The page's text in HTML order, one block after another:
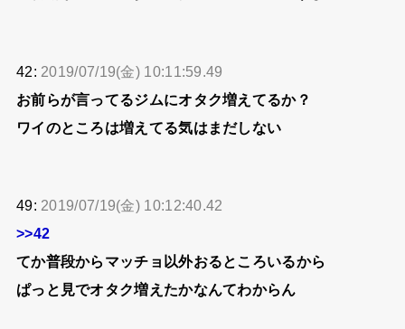
42: 2019/07/19(金) 10:11:59.49
お前らが言ってるジムにオタク増えてるか？
ワイのところは増えてる気はまだしない
49: 2019/07/19(金) 10:12:40.42
>>42
てか普段からマッチョ以外おるところいるから
ぱっと見でオタク増えたかなんてわからん